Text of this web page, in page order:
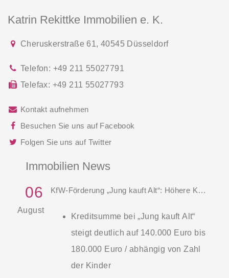
Katrin Rekittke Immobilien e. K.
Cheruskerstraße 61, 40545 Düsseldorf
Telefon: +49 211 55027791
Telefax: +49 211 55027793
Kontakt aufnehmen
Besuchen Sie uns auf Facebook
Folgen Sie uns auf Twitter
Immobilien News
06
August
KfW-Förderung „Jung kauft Alt“: Höhere Kredite ab August 2026
Kreditsumme bei „Jung kauft Alt“
steigt deutlich auf 140.000 Euro bis
180.000 Euro / abhängig von Zahl
der Kinder